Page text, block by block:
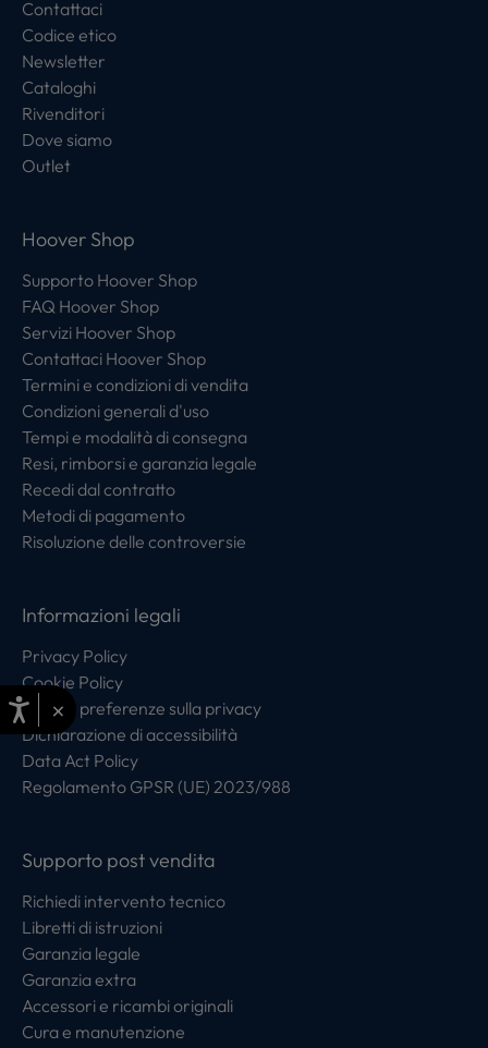
Contattaci
Codice etico
Newsletter
Cataloghi
Rivenditori
Dove siamo
Outlet
Hoover Shop
Supporto Hoover Shop
FAQ Hoover Shop
Servizi Hoover Shop
Contattaci Hoover Shop
Termini e condizioni di vendita
Condizioni generali d'uso
Tempi e modalità di consegna
Resi, rimborsi e garanzia legale
Recedi dal contratto
Metodi di pagamento
Risoluzione delle controversie
Informazioni legali
Privacy Policy
Cookie Policy
Centro preferenze sulla privacy
Dichiarazione di accessibilità
Data Act Policy
Regolamento GPSR (UE) 2023/988
Supporto post vendita
Richiedi intervento tecnico
Libretti di istruzioni
Garanzia legale
Garanzia extra
Accessori e ricambi originali
Cura e manutenzione
×